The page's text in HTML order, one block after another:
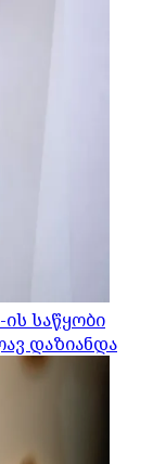
საწყობი
დაზიანდა